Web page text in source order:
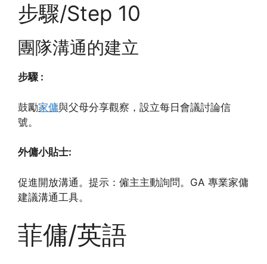
步驟/Step 10
團隊溝通的建立
步驟 :
鼓勵家傭與父母分享觀察，設立每日會議討論信
號。
外傭小貼士:
促進開放溝通。提示：僱主主動詢問。GA 專業家傭
建議溝通工具。
菲傭/英語